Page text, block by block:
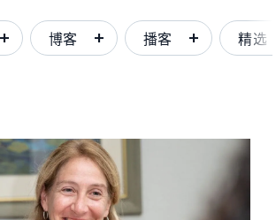
博客 播客
精选